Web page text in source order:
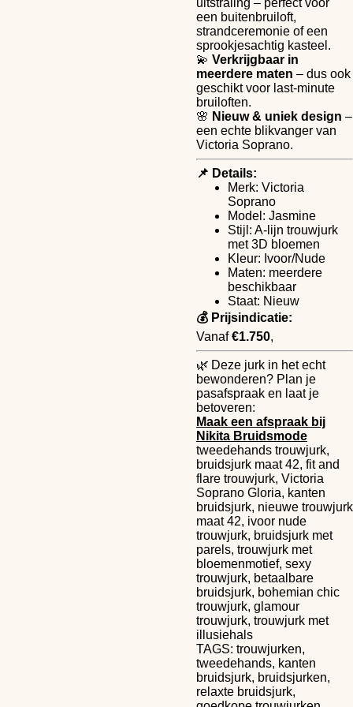
uitstraling – perfect voor
een buitenbruiloft,
strandceremonie of een
sprookjesachtig kasteel.
💫 Verkrijgbaar in
meerdere maten – dus ook
geschikt voor last-minute
bruiloften.
🌸 Nieuw & uniek design –
een echte blikvanger van
Victoria Soprano.
📌 Details:
Merk: Victoria
Soprano
Model: Jasmine
Stijl: A-lijn trouwjurk
met 3D bloemen
Kleur: Ivoor/Nude
Maten: meerdere
beschikbaar
Staat: Nieuw
💰 Prijsindicatie:
Vanaf€1.750,
🌿 Deze jurk in het echt
bewonderen? Plan je
pasafspraak en laat je
betoveren:
Maak een afspraak bij
Nikita Bruidsmode
tweedehands trouwjurk,
bruidsjurk maat 42, fit and
flare trouwjurk, Victoria
Soprano Gloria, kanten
bruidsjurk, nieuwe trouwjurk
maat 42, ivoor nude
trouwjurk, bruidsjurk met
parels, trouwjurk met
bloemenmotief, sexy
trouwjurk, betaalbare
bruidsjurk, bohemian chic
trouwjurk, glamour
trouwjurk, trouwjurk met
illusiehals
TAGS: trouwjurken,
tweedehands, kanten
bruidsjurk, bruidsjurken,
relaxte bruidsjurk,